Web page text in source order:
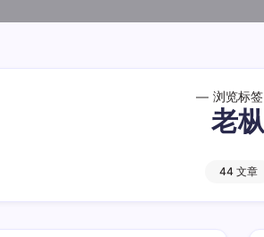
浏览标签
老枞
44 文章